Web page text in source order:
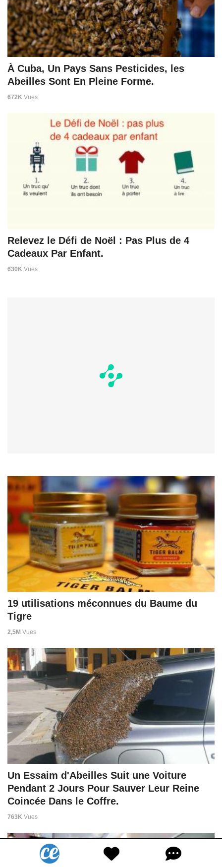
À Cuba, Un Pays Sans Pesticides, les
Abeilles Sont En Pleine Forme.
672K Vues
Relevez le Défi de Noël : Pas Plus de 4
Cadeaux Par Enfant.
630K Vues
19 utilisations méconnues du Baume du
Tigre
2,5M Vues
Un Essaim d'Abeilles Suit une Voiture
Pendant 2 Jours Pour Sauver Leur Reine
Coincée Dans le Coffre.
763K Vues